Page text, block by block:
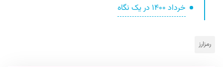
خرداد ۱۴۰۰ در یک نگاه
رمزارز